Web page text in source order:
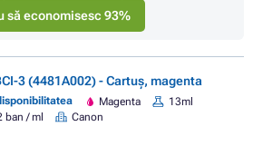
să economisesc 93%
3 (4481A002) - Cartuș, magenta
Magenta
13ml
ban / ml
Canon